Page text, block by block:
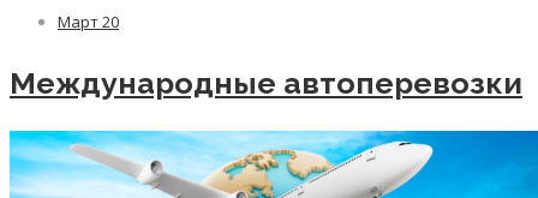
Март20
Международные автоперевозки